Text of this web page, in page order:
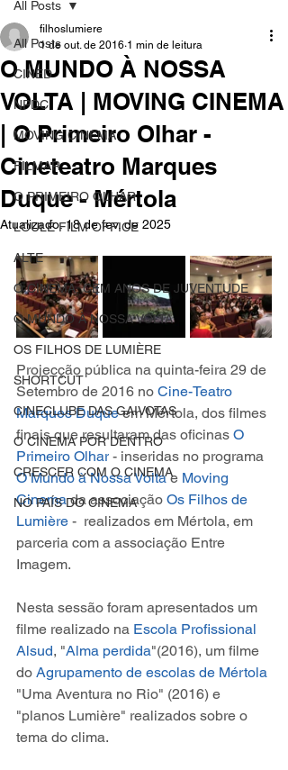
All Posts
CINED
NPDC
MOVING CINEMA
FILMAR
O PRIMEIRO OLHAR
LOULÉ FILM OFFICE
ALTE
O CINEMA, CEM ANOS DE JUVENTUDE
O MUNDO À NOSSA VOLTA
OS FILHOS DE LUMIÈRE
SHORTCUT
CINECLUBE DAS GAIVOTAS
O CINEMA POR DENTRO
CRESCER COM O CINEMA
NO PAÍS DO CINEMA
All Posts
O MUNDO À NOSSA
VOLTA | MOVING CINEMA
| O Primeiro Olhar -
Cineteatro Marques
Duque - Mértola
filhoslumiere
1 de out. de 2016 1 min de leitura
Atualizado:18 de fev. de 2025
Projecção pública na quinta-feira 29 de
Setembro de 2016 no Cine-Teatro
Marques Duque em Mértola, dos filmes
finais que resultaram das oficinas O
Primeiro Olhar - inseridas no programa
O Mundo à Nossa Volta e Moving
Cinema da associação Os Filhos de
Lumière -  realizados em Mértola, em
parceria com a associação Entre
Imagem.
Nesta sessão foram apresentados um
filme realizado na Escola Profissional
Alsud, "Alma perdida"(2016), um filme
do Agrupamento de escolas de Mértola
"Uma Aventura no Rio" (2016) e
"planos Lumière" realizados sobre o
tema do clima.